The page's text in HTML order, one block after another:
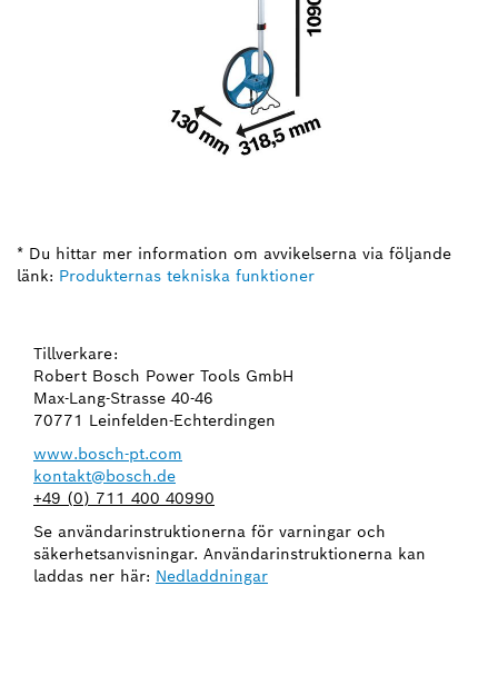
* Du hittar mer information om avvikelserna via följande
länk: Produkternas tekniska funktioner
Tillverkare:
Robert Bosch Power Tools GmbH
Max-Lang-Strasse 40-46
70771 Leinfelden-Echterdingen
www.bosch-pt.com
kontakt@bosch.de
+49 (0) 711 400 40990
Se användarinstruktionerna för varningar och
säkerhetsanvisningar. Användarinstruktionerna kan
laddas ner här: Nedladdningar